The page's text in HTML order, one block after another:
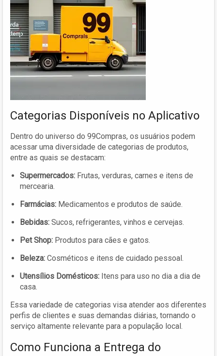
Categorias Disponíveis no Aplicativo
Dentro do universo do 99Compras, os usuários podem
acessar uma diversidade de categorias de produtos,
entre as quais se destacam:
Supermercados: Frutas, verduras, carnes e itens de
mercearia.
Farmácias: Medicamentos e produtos de saúde.
Bebidas: Sucos, refrigerantes, vinhos e cervejas.
Pet Shop: Produtos para cães e gatos.
Beleza: Cosméticos e itens de cuidado pessoal.
Utensílios Domésticos: Itens para uso no dia a dia de
casa.
Essa variedade de categorias visa atender aos diferentes
perfis de clientes e suas demandas diárias, tornando o
serviço altamente relevante para a população local.
Como Funciona a Entrega do